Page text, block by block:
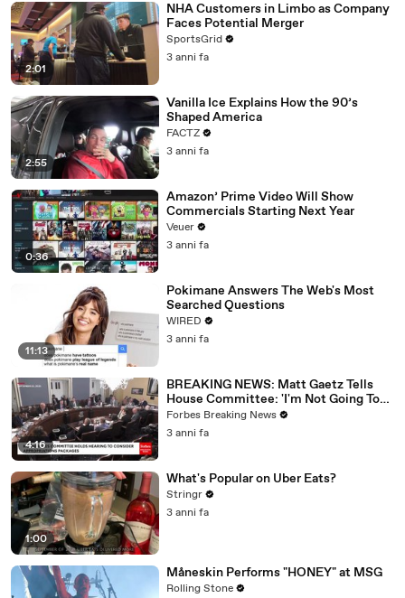
2:01
NHA Customers in Limbo as Company
Faces Potential Merger
SportsGrid
3 anni fa
2:55
Vanilla Ice Explains How the 90’s
Shaped America
FACTZ
3 anni fa
0:36
Amazon’ Prime Video Will Show
Commercials Starting Next Year
Veuer
3 anni fa
11:13
Pokimane Answers The Web's Most
Searched Questions
WIRED
3 anni fa
4:16
BREAKING NEWS: Matt Gaetz Tells
House Committee: 'I'm Not Going To
Vote For A Continuing Resolution'
Forbes Breaking News
3 anni fa
1:00
What's Popular on Uber Eats?
Stringr
3 anni fa
Måneskin Performs "HONEY" at MSG
Rolling Stone